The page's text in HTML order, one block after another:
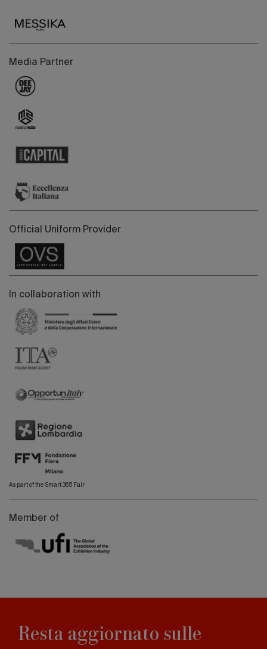
Media Partner
Official Uniform Provider
In collaboration with
As part of the Smart 365 Fair
Member of
Resta aggiornato sulle